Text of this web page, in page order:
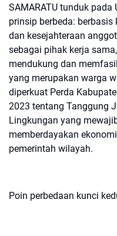
SAMARATU tunduk pada
prinsip berbeda:
dan kesejahteraan
sebagai pihak kerja
mendukung dan
yang merupakan warga
diperkuat Perda
2023 tentang Tanggung
Lingkungan yang
memberdayakan
pemerintah wilayah.
Poin perbedaan kunci